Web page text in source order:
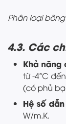
Phân loại
4.3. Các
Khả năng
từ -4°C
(có phủ
Hệ số
W/m.K.